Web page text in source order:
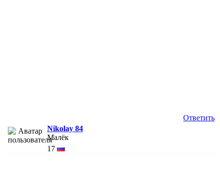
Ответить
Nikolay 84
Малёк
17